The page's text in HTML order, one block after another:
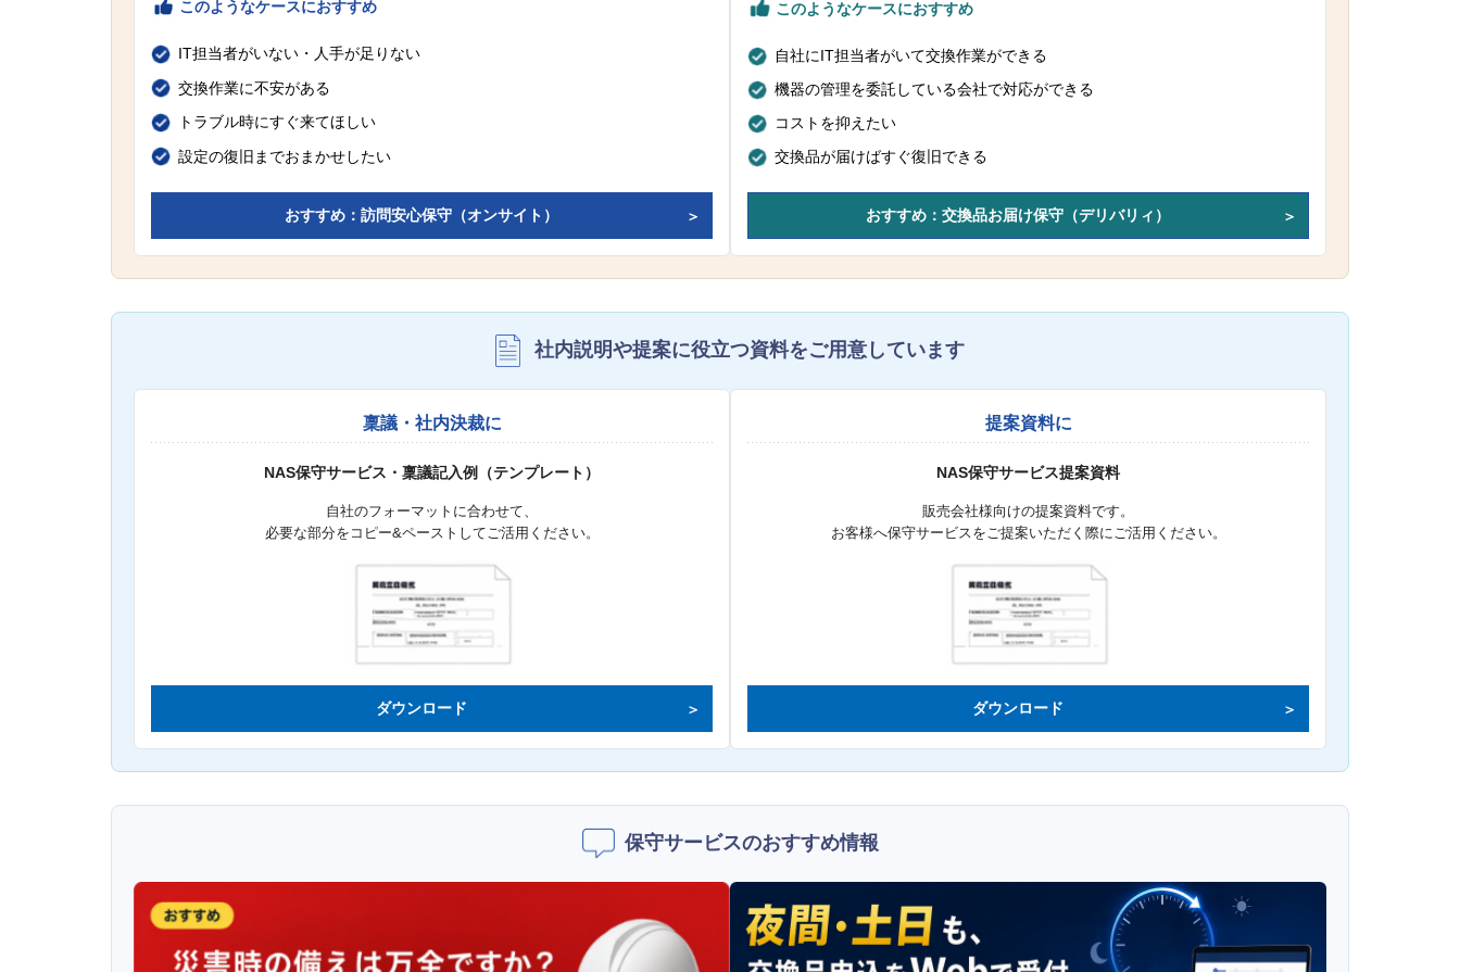
このようなケースにおすすめ
IT担当者がいない・人手が足りない
交換作業に不安がある
トラブル時にすぐ来てほしい
設定の復旧までおまかせしたい
おすすめ：訪問安心保守（オンサイト）
このようなケースにおすすめ
自社にIT担当者がいて交換作業ができる
機器の管理を委託している会社で対応ができる
コストを抑えたい
交換品が届けばすぐ復旧できる
おすすめ：交換品お届け保守（デリバリィ）
社内説明や提案に役立つ資料をご用意しています
稟議・社内決裁に
NAS保守サービス・稟議記入例（テンプレート）
自社のフォーマットに合わせて、
必要な部分をコピー&ペーストしてご活用ください。
ダウンロード
提案資料に
NAS保守サービス提案資料
販売会社様向けの提案資料です。
お客様へ保守サービスをご提案いただく際にご活用ください。
ダウンロード
保守サービスのおすすめ情報